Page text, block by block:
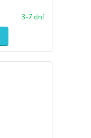
3-7 dní